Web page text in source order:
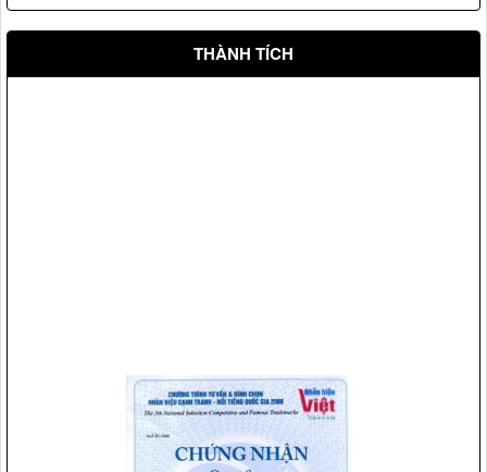
Võ Đường Ngọc Hòa bảo vệ đ/c Hồ Đức Việt Ủy viên Bộ
THÀNH TÍCH